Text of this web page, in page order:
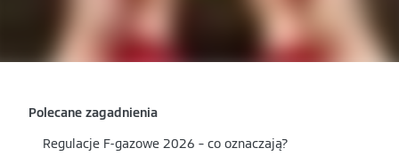
Polecane zagadnienia
Regulacje F-gazowe 2026 – co oznaczają?